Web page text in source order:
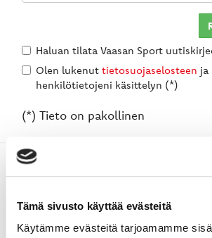
Tämä sivusto käyttää evästeitä
Käytämme evästeitä tarjoamamme
Haluan tilata Vaasan Sport
Olen lukenut tietosuojaselosteen ja
henkilötietojeni käsittelyn (*)
(*) Tieto on pakollinen